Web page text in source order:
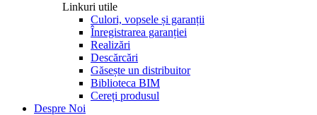
Linkuri utile
Culori, vopsele și garanții
Înregistrarea garanției
Realizări
Descărcări
Găsește un distribuitor
Biblioteca BIM
Cereți produsul
Despre Noi